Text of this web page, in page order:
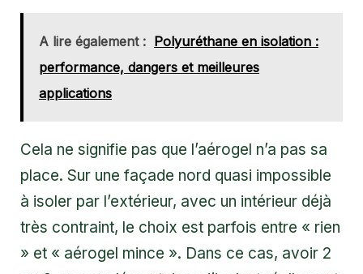
A lire également : Polyuréthane en isolation :
performance, dangers et meilleures
applications
Cela ne signifie pas que l’aérogel n’a pas sa
place. Sur une façade nord quasi impossible
à isoler par l’extérieur, avec un intérieur déjà
très contraint, le choix est parfois entre « rien
» et « aérogel mince ». Dans ce cas, avoir 2